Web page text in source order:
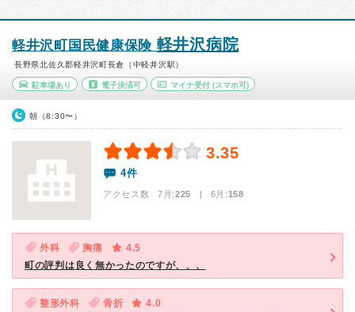
軽井沢町国民健康保険 軽井沢病院
長野県北佐久郡軽井沢町長倉（中軽井沢駅）
駐車場あり 電子決済可 マイナ受付 (スマホ可)
朝（8:30〜）
3.35
4件
アクセス数 7月:225 | 6月:158
外科 胸痛
4.5
町の評判は良く無かったのですが、、、
整形外科 骨折
4.0